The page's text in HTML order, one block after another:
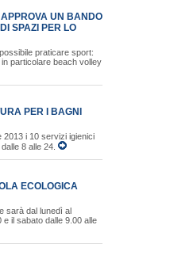
UN BANDO
SPAZI PER LO
praticare sport:
particolare beach volley
PER I BAGNI
2013 i 10 servizi igienici
8 alle 24.
ECOLOGICA
sarà dal lunedì al
il sabato dalle 9.00 alle